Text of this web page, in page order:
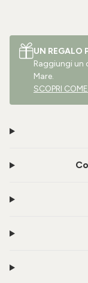
UN REGALO
Raggiungi un
Mare.
SCOPRI